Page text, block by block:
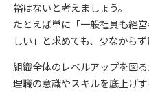
裕はないと考えましょう。
たとえば単に「一般社員も経
しい」と求めても、少なから
組織全体のレベルアップを図
理職の意識やスキルを底上げす